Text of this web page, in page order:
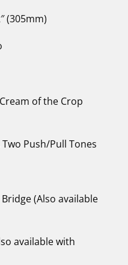
(305mm)
of the Crop
Push/Pull Tones
(Also available
available with